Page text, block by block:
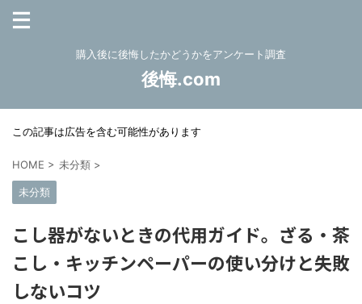
購入後に後悔したかどうかをアンケート調査
後悔.com
この記事は広告を含む可能性があります
HOME > 未分類 >
未分類
こし器がないときの代用ガイド。ざる・茶
こし・キッチンペーパーの使い分けと失敗
しないコツ